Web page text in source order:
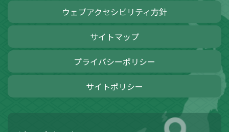
ウェブアクセシビリティ方針
サイトマップ
プライバシーポリシー
サイトポリシー